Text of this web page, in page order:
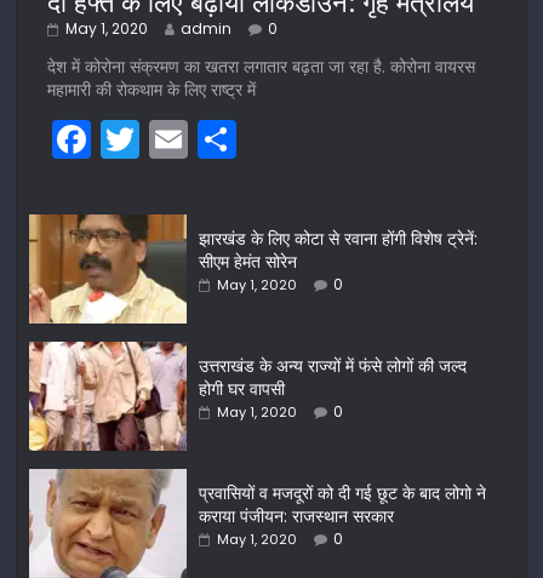
May 1, 2020 admin 0
देश में कोरोना संक्रमण का खतरा लगातार बढ़ता जा रहा है. कोरोना वायरस
महामारी की रोकथाम के लिए राष्ट्र में
F
c
e
b
o
o
k
T
itt
er
E
ar
e
झारखंड के लिए कोटा से रवाना होंगी विशेष ट्रेनें:
सीएम हेमंत सोरेन
May 1, 2020 0
उत्तराखंड के अन्य राज्यों में फंसे लोगों की जल्द
होगी घर वापसी
May 1, 2020 0
प्रवासियों व मजदूरों को दी गई छूट के बाद लोगो ने
कराया पंजीयन: राजस्थान सरकार
May 1, 2020 0